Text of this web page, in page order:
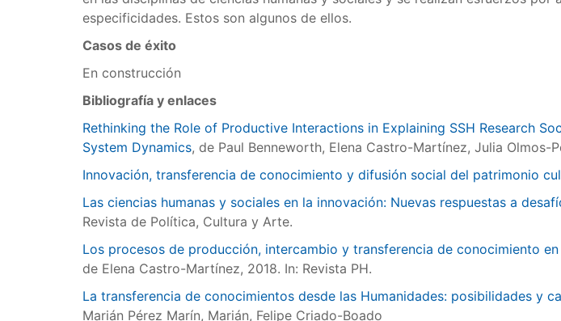
especificidades. Estos son algunos de ellos.
Casos de éxito
En construcción
Bibliografía y enlaces
Rethinking the Role of Productive Interactions in Explaining SSH Research
System Dynamics, de Paul Benneworth, Elena Castro-Martínez, Julia Olmos-
Innovación, transferencia de conocimiento y difusión social del patrimonio
Las ciencias humanas y sociales en la innovación: Nuevas respuestas a
Revista de Política, Cultura y Arte.
Los procesos de producción, intercambio y transferencia de conocimiento
de Elena Castro-Martínez, 2018. In: Revista PH.
La transferencia de conocimientos desde las Humanidades: posibilidades y
Marián Pérez Marín, Marián, Felipe Criado-Boado